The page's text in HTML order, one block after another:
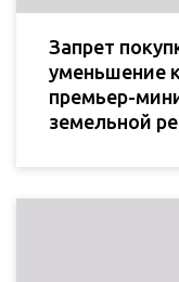
Запрет
уменьшение
премьер-
земельной